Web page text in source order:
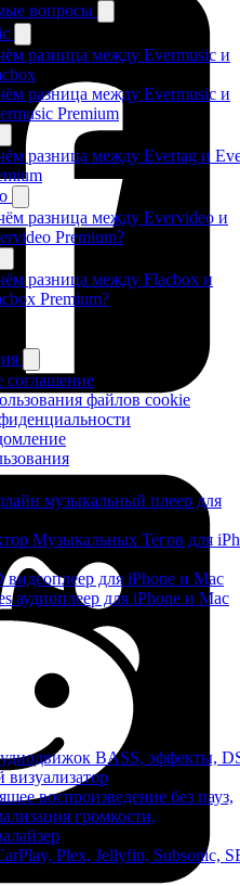
вопросы
разница между Evermusic и
разница между Evermusic и
Premium
разница между Evertag и
разница между Evervideo и
Premium?
разница между Flacbox и
Premium?
соглашение
файлов cookie
музыкальный плеер для
Музыкальных Тегов для
для iPhone и Mac
аудиоплеер для iPhone и Mac
BASS, эффекты,
воспроизведение без пауз,
громкости,
Plex, Jellyfin, Subsonic,